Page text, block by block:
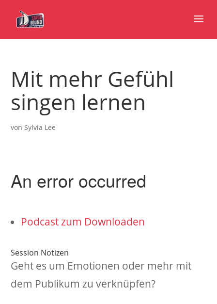
Mit mehr Gefühl
singen lernen
vonSylvia Lee
Podcast zum Downloaden
Session Notizen
Geht es um Emotionen oder mehr mit
dem Publikum zu verknüpfen?